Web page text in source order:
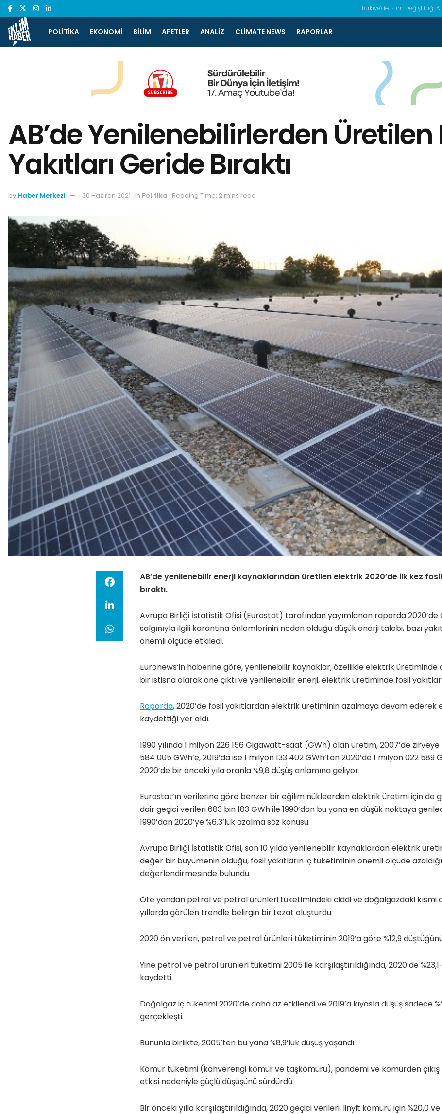
Türkiye’de İklim Değişlikliği
POLITIKA EKONOMI BILIM AFETLER ANALIZ CLIMATE NEWS RAPORLAR
AB’de Yenilenebilirlerden Üretilen
Yakıtları Geride Bıraktı
by Haber Merkezi 30 Haziran 2021 in Politika Reading Time: 2 mins read
AB’de yenilenebilir enerji kaynaklarından üretilen elektrik 2020’de ilk kez
bıraktı.
Avrupa Birliği İstatistik Ofisi (Eurostat) tarafından yayımlanan raporda 2020’de
salgınıyla ilgili karantina önlemlerinin neden olduğu düşük enerji talebi, bazı
önemli ölçüde etkiledi.
Euronews’in haberine göre, yenilenebilir kaynaklar, özellikle elektrik üretiminde
bir istisna olarak öne çıktı ve yenilenebilir enerji, elektrik üretiminde fosil
Raporda, 2020’de fosil yakıtlardan elektrik üretiminin azalmaya devam ederek
kaydettiği yer aldı.
1990 yılında 1 milyon 226 156 Gigawatt-saat (GWh) olan üretim, 2007’de zirveye
584 005 GWh’e, 2019’da ise 1 milyon 133 402 GWh’ten 2020’de 1 milyon 022 589
2020’de bir önceki yıla oranla %9,8 düşüş anlamına geliyor.
Eurostat’ın verilerine göre benzer bir eğilim nükleerden elektrik üretimi için de
dair geçici verileri 683 bin 183 GWh ile 1990’dan bu yana en düşük noktaya
1990’dan 2020’ye %6.3’lük azalma söz konusu.
Avrupa Birliği İstatistik Ofisi, son 10 yılda yenilenebilir kaynaklardan elektrik
değer bir büyümenin olduğu, fosil yakıtların iç tüketiminin önemli ölçüde azaldığı
değerlendirmesinde bulundu.
Öte yandan petrol ve petrol ürünleri tüketimindeki ciddi ve doğalgazdaki kısmi
yıllarda görülen trendle belirgin bir tezat oluşturdu.
2020 ön verileri, petrol ve petrol ürünleri tüketiminin 2019’a göre %12,9
Yine petrol ve petrol ürünleri tüketimi 2005 ile karşılaştırıldığında, 2020’de
kaydetti.
Doğalgaz iç tüketimi 2020’de daha az etkilendi ve 2019’a kıyasla düşüş sadece
gerçekleşti.
Bununla birlikte, 2005’ten bu yana %8,9’luk düşüş yaşandı.
Kömür tüketimi (kahverengi kömür ve taşkömürü), pandemi ve kömürden çıkış
etkisi nedeniyle güçlü düşüşünü sürdürdü.
Bir önceki yılla karşılaştırıldığında, 2020 geçici verileri, linyit kömürü için %20,0